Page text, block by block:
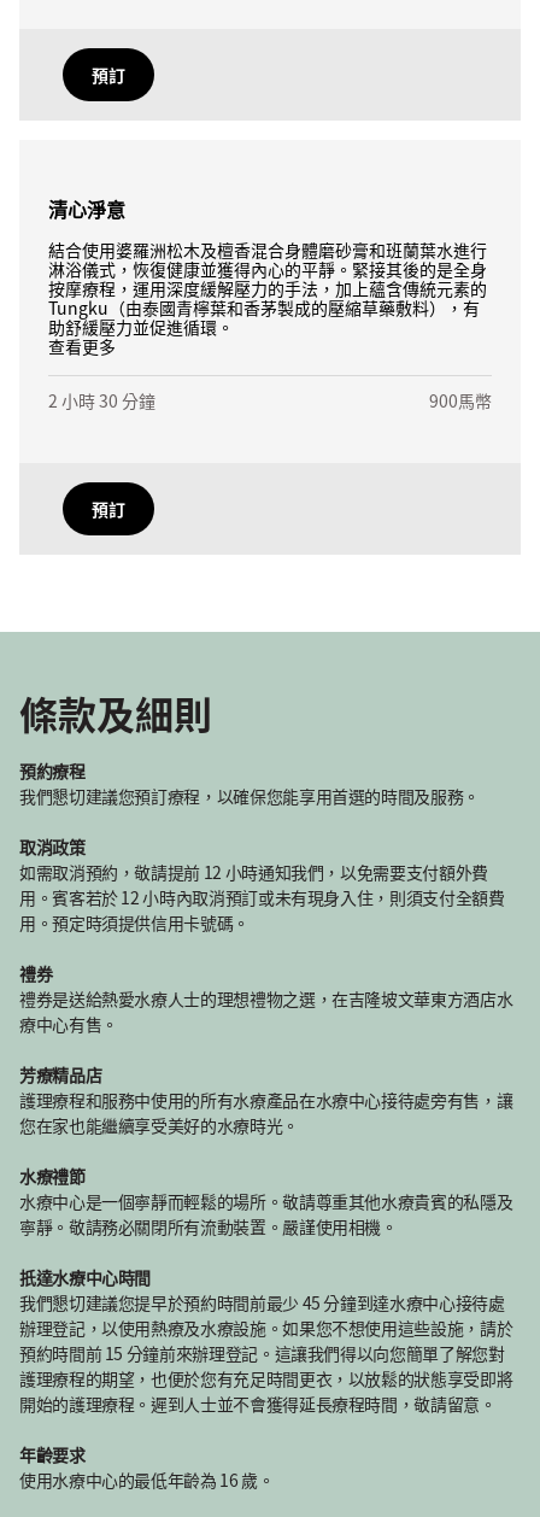
預訂
清心淨意
結合使用婆羅洲松木及檀香混合身體磨砂膏和班蘭葉水進行
淋浴儀式，恢復健康並獲得內心的平靜。緊接其後的是全身
按摩療程，運用深度緩解壓力的手法，加上蘊含傳統元素的
Tungku（由泰國青檸葉和香茅製成的壓縮草藥敷料），有
助舒緩壓力並促進循環。
查看更多
2 小時 30 分鐘 900馬幣
預訂
條款及細則
預約療程
我們懇切建議您預訂療程，以確保您能享用首選的時間及服務。
取消政策
如需取消預約，敬請提前 12 小時通知我們，以免需要支付額外費
用。賓客若於 12 小時內取消預訂或未有現身入住，則須支付全額費
用。預定時須提供信用卡號碼。
禮券
禮券是送給熱愛水療人士的理想禮物之選，在吉隆坡文華東方酒店水
療中心有售。
芳療精品店
護理療程和服務中使用的所有水療產品在水療中心接待處旁有售，讓
您在家也能繼續享受美好的水療時光。
水療禮節
水療中心是一個寧靜而輕鬆的場所。敬請尊重其他水療貴賓的私隱及
寧靜。敬請務必關閉所有流動裝置。嚴謹使用相機。
扺達水療中心時間
我們懇切建議您提早於預約時間前最少 45 分鐘到達水療中心接待處
辦理登記，以使用熱療及水療設施。如果您不想使用這些設施，請於
預約時間前 15 分鐘前來辦理登記。這讓我們得以向您簡單了解您對
護理療程的期望，也便於您有充足時間更衣，以放鬆的狀態享受即將
開始的護理療程。遲到人士並不會獲得延長療程時間，敬請留意。
年齡要求
使用水療中心的最低年齡為 16 歲。